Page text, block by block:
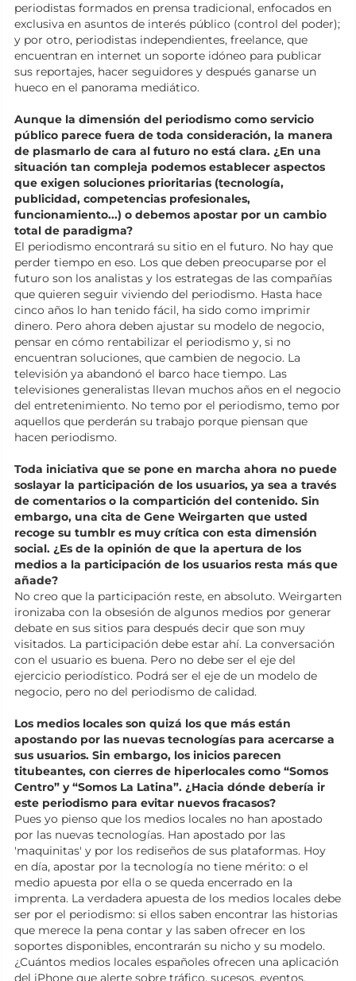
periodistas formados en prensa tradicional, enfocados en
exclusiva en asuntos de interés público (control del poder);
y por otro, periodistas independientes, freelance, que
encuentran en internet un soporte idóneo para publicar
sus reportajes, hacer seguidores y después ganarse un
hueco en el panorama mediático.
Aunque la dimensión del periodismo como servicio
público parece fuera de toda consideración, la manera
de plasmarlo de cara al futuro no está clara. ¿En una
situación tan compleja podemos establecer aspectos
que exigen soluciones prioritarias (tecnología,
publicidad, competencias profesionales,
funcionamiento...) o debemos apostar por un cambio
total de paradigma?
El periodismo encontrará su sitio en el futuro. No hay que
perder tiempo en eso. Los que deben preocuparse por el
futuro son los analistas y los estrategas de las compañías
que quieren seguir viviendo del periodismo. Hasta hace
cinco años lo han tenido fácil, ha sido como imprimir
dinero. Pero ahora deben ajustar su modelo de negocio,
pensar en cómo rentabilizar el periodismo y, si no
encuentran soluciones, que cambien de negocio. La
televisión ya abandonó el barco hace tiempo. Las
televisiones generalistas llevan muchos años en el negocio
del entretenimiento. No temo por el periodismo, temo por
aquellos que perderán su trabajo porque piensan que
hacen periodismo.
Toda iniciativa que se pone en marcha ahora no puede
soslayar la participación de los usuarios, ya sea a través
de comentarios o la compartición del contenido. Sin
embargo, una cita de Gene Weirgarten que usted
recoge su tumblr es muy crítica con esta dimensión
social. ¿Es de la opinión de que la apertura de los
medios a la participación de los usuarios resta más que
añade?
No creo que la participación reste, en absoluto. Weirgarten
ironizaba con la obsesión de algunos medios por generar
debate en sus sitios para después decir que son muy
visitados. La participación debe estar ahí. La conversación
con el usuario es buena. Pero no debe ser el eje del
ejercicio periodístico. Podrá ser el eje de un modelo de
negocio, pero no del periodismo de calidad.
Los medios locales son quizá los que más están
apostando por las nuevas tecnologías para acercarse a
sus usuarios. Sin embargo, los inicios parecen
titubeantes, con cierres de hiperlocales como “Somos
Centro” y “Somos La Latina”. ¿Hacia dónde debería ir
este periodismo para evitar nuevos fracasos?
Pues yo pienso que los medios locales no han apostado
por las nuevas tecnologías. Han apostado por las
'maquinitas' y por los rediseños de sus plataformas. Hoy
en día, apostar por la tecnología no tiene mérito: o el
medio apuesta por ella o se queda encerrado en la
imprenta. La verdadera apuesta de los medios locales debe
ser por el periodismo: si ellos saben encontrar las historias
que merece la pena contar y las saben ofrecer en los
soportes disponibles, encontrarán su nicho y su modelo.
¿Cuántos medios locales españoles ofrecen una aplicación
del iPhone que alerte sobre tráfico, sucesos, eventos,